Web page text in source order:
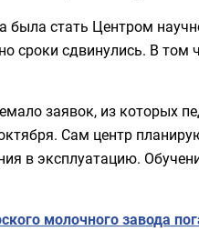
стать Центром
сроки сдвинулись. В том
заявок, из которых
Сам центр
в эксплуатацию.
молочного завода